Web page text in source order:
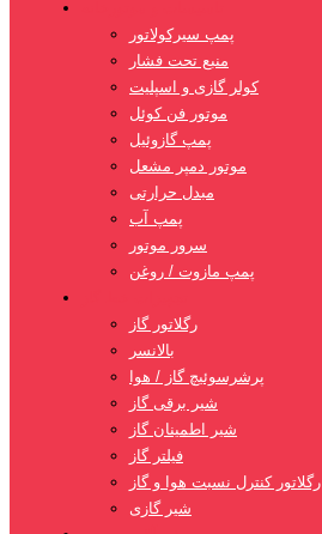
پمپ سیرکولاتور
منبع تحت فشار
کولر گازی و اسپلیت
موتور فن کوئل
پمپ گازوئیل
موتور دمپر مشعل
مبدل حرارتی
پمپ آب
سرور موتور
پمپ مازوت / روغن
رگلاتور گاز
بالانسر
پرشرسوئیچ گاز / هوا
شیر برقی گاز
شیر اطمینان گاز
فیلتر گاز
رگلاتور کنترل نسبت هوا و گاز
شیر گازی